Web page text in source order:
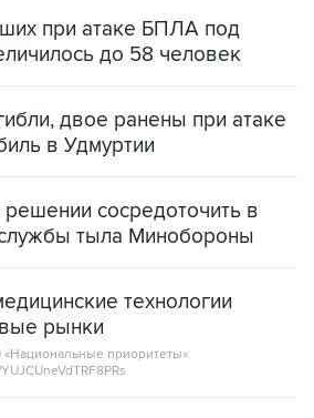
при атаке БПЛА под
до 58 человек
двое ранены при атаке
в Удмуртии
сосредоточить в
тыла Минобороны
технологии
рынки
приоритеты».